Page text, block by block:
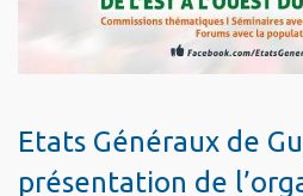
Etats Généraux de
présentation de